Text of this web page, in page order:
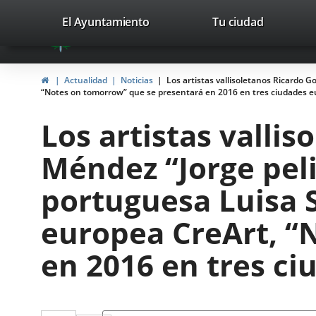
Portal
Web
del
Ayuntamiento
Valladolid
avaTop
valladolid.es
El Ayuntamiento Tu ciudad
InicioActualidad Noticias
Los artistas vallisoletanos Ricardo
“Notes on tomorrow” que se presentará en 2016 en tres ciudades
Los artistas
Méndez “Jorge
portuguesa Luisa
europea CreArt,
en 2016 en tres